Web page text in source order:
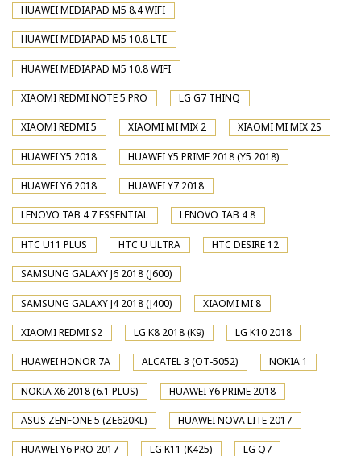
HUAWEI MEDIAPAD M5 8.4 WIFI
HUAWEI MEDIAPAD M5 10.8 LTE
HUAWEI MEDIAPAD M5 10.8 WIFI
XIAOMI REDMI NOTE 5 PRO LG G7 THINQ
XIAOMI REDMI 5 XIAOMI MI MIX 2 XIAOMI MI MIX 2S
HUAWEI Y5 2018 HUAWEI Y5 PRIME 2018 (Y5 2018)
HUAWEI Y6 2018 HUAWEI Y7 2018
LENOVO TAB 4 7 ESSENTIAL LENOVO TAB 4 8
HTC U11 PLUS HTC U ULTRA HTC DESIRE 12
SAMSUNG GALAXY J6 2018 (J600)
SAMSUNG GALAXY J4 2018 (J400) XIAOMI MI 8
XIAOMI REDMI S2 LG K8 2018 (K9) LG K10 2018
HUAWEI HONOR 7A ALCATEL 3 (OT-5052) NOKIA 1
NOKIA X6 2018 (6.1 PLUS) HUAWEI Y6 PRIME 2018
ASUS ZENFONE 5 (ZE620KL) HUAWEI NOVA LITE 2017
HUAWEI Y6 PRO 2017 LG K11 (K425) LG Q7